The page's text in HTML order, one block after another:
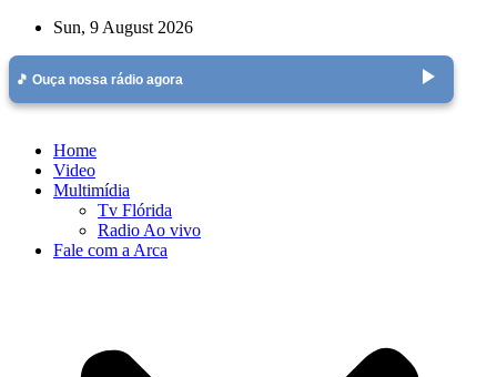
Skip
content
Sun, 9 August 2026
🎵 Ouça nossa rádio agora play_arrow
Home
Video
Multimídia
Tv Flórida
Radio Ao vivo
Fale com a Arca